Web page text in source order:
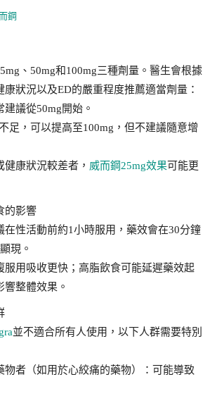
鋼
、50mg和100mg三種劑量。醫生會根據
康狀況以及ED的嚴重程度推薦適當劑量：
議從50mg開始。
足，可以提高至100mg，但不建議隨意增
康狀況較差者， 威而鋼25mg效果可能更
的影響
在性活動前約1小時服用，藥效會在30分鐘
現。
服用吸收更快；高脂飲食可能延遲藥效起
整體效果。
並不適合所有人使用，以下人群需要特別
物者（如用於心絞痛的藥物）：可能導致